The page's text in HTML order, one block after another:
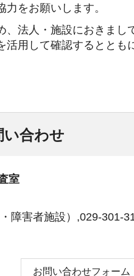
をお願いします。
、法人・施設におきま
用して確認するととも
い合わせ
室
障害者施設）,029-301-
お問い合わせフォーム